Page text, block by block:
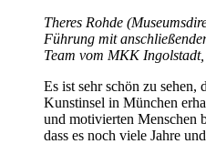
Theres Rohde
Führung mit
Team vom MKK
Es ist sehr schön zu sehen,
Kunstinsel in München
und motivierten Menschen
dass es noch viele Jahre